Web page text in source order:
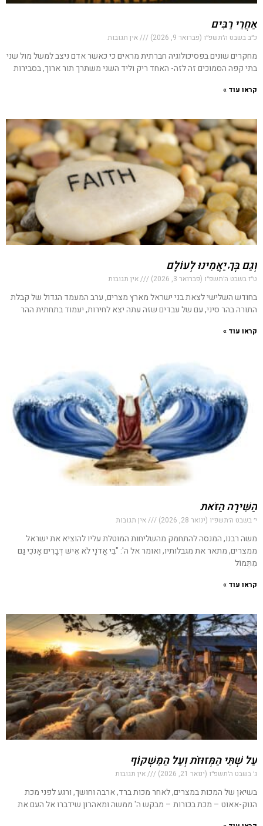
אַחֲרֵי רַבִּים
כ״ב בשבט ה׳תשפ״ו (פברואר 9, 2026) אין תגובות
מחקרים שונים בפסיכולוגיה חברתית מראים כי כאשר אדם ניצב למשל מול שני
בתי קפה הסמוכים זה לזה- האחד ריק וליד השני משתרך תור ארוך, בסבירות
קראו עוד »
וְגַם בְּךָ יַאֲמִינוּ לְעוֹלָם
ט״ז בשבט ה׳תשפ״ו (פברואר 3, 2026) אין תגובות
בחודש השלישי לצאת בני ישראל מארץ מצרים, ערב המעמד הגדול של קבלת
התורה בהר סיני, עם של עבדים שזה עתה יצא לחירות, יעמוד בתחתית ההר
קראו עוד »
הַשִּׁירָה הַזֹּאת
י׳ בשבט ה׳תשפ״ו (ינואר 28, 2026) אין תגובות
משה רבנו, המנסה להתחמק מהשליחות המוטלת עליו להוציא את ישראל
ממצרים, מתאר את מגבלותיו, ואומר אל ה': "בִּי אֲדֹנָי לֹא אִישׁ דְּבָרִים אָנֹכִי גַּם
מִתְּמוֹל
קראו עוד »
עַל שְׁתֵּי הַמְּזוּזֹת וְעַל הַמַּשְׁקוֹף
ג׳ בשבט ה׳תשפ״ו (ינואר 21, 2026) אין תגובות
בשיאן של המכות במצרים, לאחר מכות ברד, ארבה וחושך, ורגע לפני מכת
הנוק-אאוט – מכת בכורות – מבקש ה' ממשה ומאהרון שידברו אל העם את